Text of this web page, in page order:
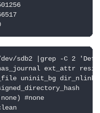
sdb2 |grep -C 2
ext_attr
uninit_bg dir_nlink
#none